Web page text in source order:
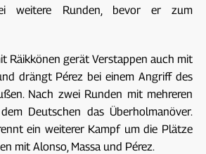
weitere Runden, bevor er zum
Räikkönen gerät Verstappen auch mit
drängt Pérez bei einem Angriff des
Nach zwei Runden mit mehreren
Deutschen das Überholmanöver.
ein weiterer Kampf um die Plätze
mit Alonso, Massa und Pérez.